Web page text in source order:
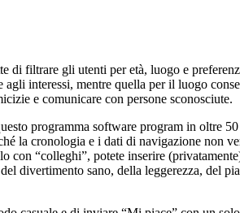
di filtrare gli utenti per età, luogo e
interessi, mentre quella per il luogo
e comunicare con persone sconosciute.
programma software program in oltre
la cronologia e i dati di navigazione non
con “colleghi”, potete inserire
divertimento sano, della leggerezza, del